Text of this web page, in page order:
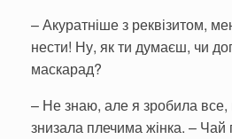
– Акуратніше з реквізитом,
нести! Ну, як ти думаєш, чи
маскарад?
– Не знаю, але я зробила
знизала плечима жінка. –